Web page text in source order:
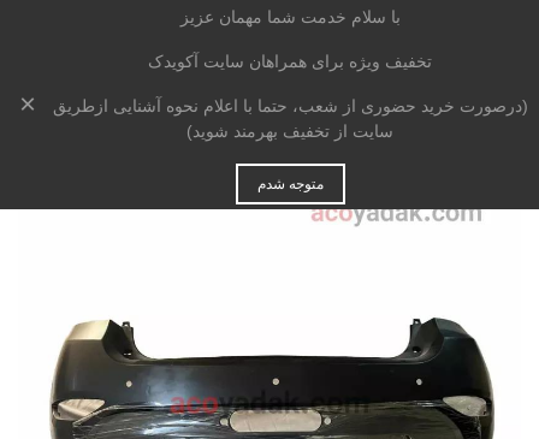
خانه > بدنه > سپر > سپر عقب برلیانس H330
با سلام خدمت شما مهمان عزیز
تخفیف ویژه برای همراهان سایت آکویدک
(درصورت خرید حضوری از شعب، حتما با اعلام نحوه آشنایی ازطریق
سایت از تخفیف بهرمند شوید)
متوجه شدم
×